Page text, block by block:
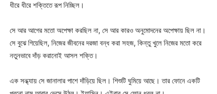
ধীরে ধীরে শক্তিতে রূপ নিচ্ছিল।
সে আর আগের মতো অপেক্ষা করছিল না, সে আর কারও অনুমোদনের অপেক্ষায় ছিল না।
সে বুঝে গিয়েছিল, নিজের জীবনের দরজা বন্ধ করা সহজ, কিন্তু খুলে নিজের মতো করে
নতুনভাবে দাঁড় করানোই আসল শক্তি।
এক সন্ধ্যায় সে জানালার পাশে দাঁড়িয়ে ছিল। শিশুটি ঘুমিয়ে আছে। তার ফোনে একটি